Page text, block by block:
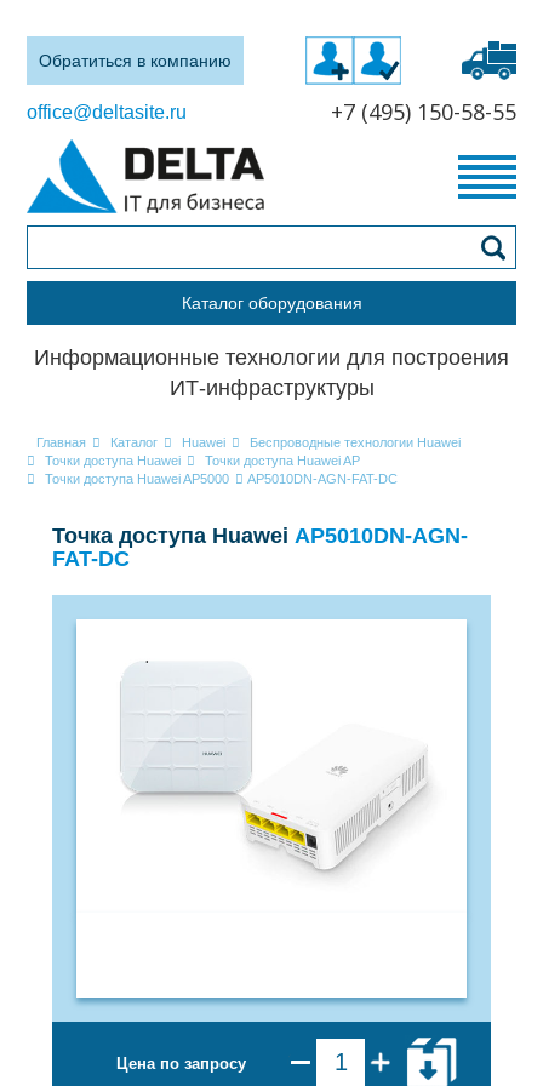
Обратиться в компанию
office@deltasite.ru +7 (495) 150-58-55
Каталог оборудования
Информационные технологии для построения
ИТ-инфраструктуры
Главная Каталог Huawei
Беспроводные технологии Huawei
Точки доступа Huawei
Точки доступа Huawei AP
Точки доступа Huawei AP5000
AP5010DN-AGN-FAT-DC
Точка доступа Huawei AP5010DN-AGN-
FAT-DC
Цена по запросу